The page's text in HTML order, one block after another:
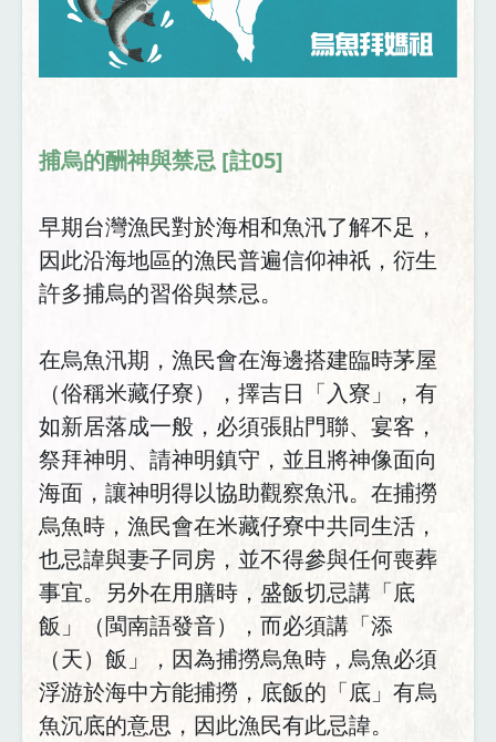
捕烏的酬神與禁忌 [註05]
早期台灣漁民對於海相和魚汛了解不足，
因此沿海地區的漁民普遍信仰神祇，衍生
許多捕烏的習俗與禁忌。
在烏魚汛期，漁民會在海邊搭建臨時茅屋
（俗稱米藏仔寮），擇吉日「入寮」，有
如新居落成一般，必須張貼門聯、宴客，
祭拜神明、請神明鎮守，並且將神像面向
海面，讓神明得以協助觀察魚汛。在捕撈
烏魚時，漁民會在米藏仔寮中共同生活，
也忌諱與妻子同房，並不得參與任何喪葬
事宜。另外在用膳時，盛飯切忌講「底
飯」（閩南語發音），而必須講「添
（天）飯」，因為捕撈烏魚時，烏魚必須
浮游於海中方能捕撈，底飯的「底」有烏
魚沉底的意思，因此漁民有此忌諱。